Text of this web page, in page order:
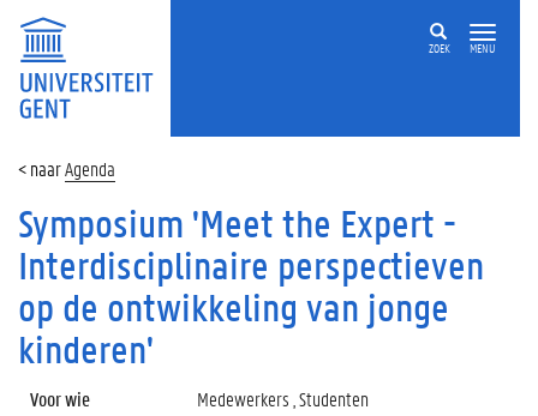
ZOEK MENU
Agenda
Symposium 'Meet the Expert -
Interdisciplinaire perspectieven
op de ontwikkeling van jonge
kinderen'
Voor wie
Medewerkers , Studenten